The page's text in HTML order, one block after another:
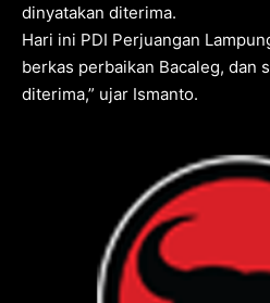
dinyatakan diterima.
Hari ini PDI Perjuangan
berkas perbaikan Bacaleg, dan
diterima,” ujar Ismanto.